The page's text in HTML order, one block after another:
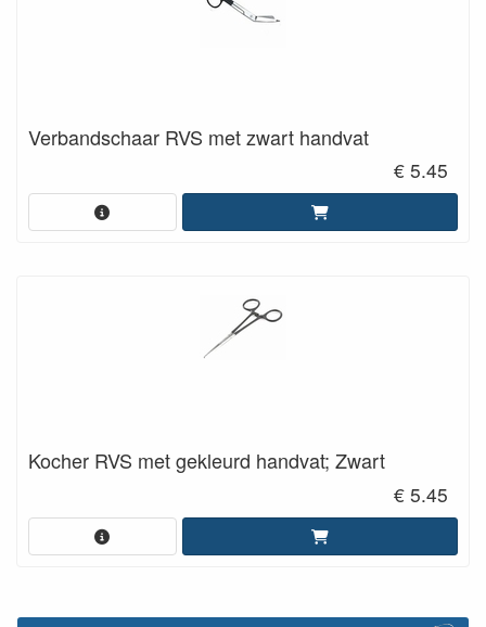
Verbandschaar RVS met zwart handvat
€ 5.45
Kocher RVS met gekleurd handvat; Zwart
€ 5.45